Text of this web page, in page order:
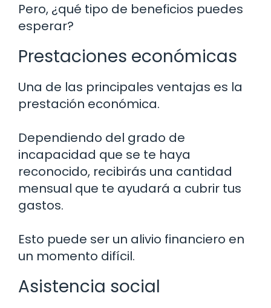
Pero, ¿qué tipo de beneficios puedes
esperar?
Prestaciones económicas
Una de las principales ventajas es la
prestación económica.
Dependiendo del grado de
incapacidad que se te haya
reconocido, recibirás una cantidad
mensual que te ayudará a cubrir tus
gastos.
Esto puede ser un alivio financiero en
un momento difícil.
Asistencia social